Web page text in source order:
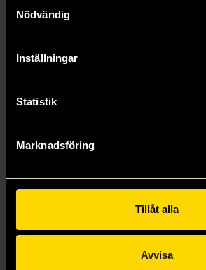
Nödvändig
Inställningar
Statistik
Marknadsföring
Tillåt alla
Avvisa
Läs mer